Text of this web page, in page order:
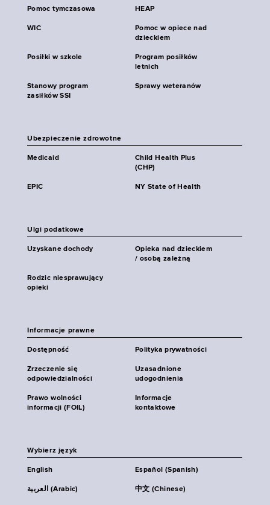
Pomoc tymczasowa HEAP
WIC
Pomoc w opiece nad
dzieckiem
Posiłki w szkole
Program posiłków
letnich
Stanowy program
zasiłków SSI
Sprawy weteranów
Ubezpieczenie zdrowotne
Medicaid
Child Health Plus
(CHP)
EPIC NY State of Health
Ulgi podatkowe
Uzyskane dochody
Opieka nad dzieckiem
/ osobą zależną
Rodzic niesprawujący
opieki
Informacje prawne
Dostępność Polityka prywatności
Zrzeczenie się
odpowiedzialności
Uzasadnione
udogodnienia
Prawo wolności
informacji (FOIL)
Informacje
kontaktowe
Wybierz język
English Español (Spanish)
العربية (Arabic) 中文 (Chinese)